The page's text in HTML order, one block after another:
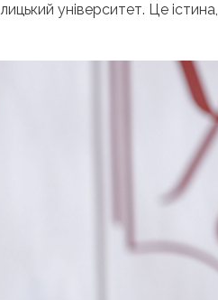
університет. Це істина,